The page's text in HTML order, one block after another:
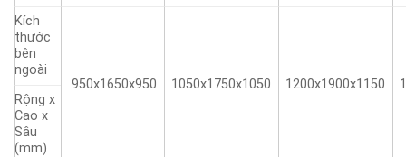
Kích
thước
bên
ngoài
950x1650x950
1050x1750x1050 1200x1900x1150
Rộng x
Cao x
Sâu
(mm)